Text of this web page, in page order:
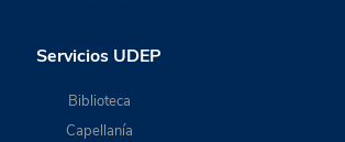
Servicios UDEP
Biblioteca
Capellanía